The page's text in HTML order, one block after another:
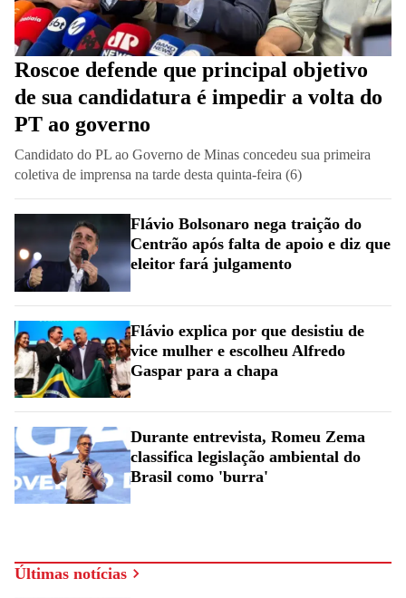
Roscoe defende que principal objetivo
de sua candidatura é impedir a volta do
PT ao governo
Candidato do PL ao Governo de Minas concedeu sua primeira
coletiva de imprensa na tarde desta quinta-feira (6)
Flávio Bolsonaro nega traição do
Centrão após falta de apoio e diz que
eleitor fará julgamento
Flávio explica por que desistiu de
vice mulher e escolheu Alfredo
Gaspar para a chapa
Durante entrevista, Romeu Zema
classifica legislação ambiental do
Brasil como 'burra'
Últimas notícias